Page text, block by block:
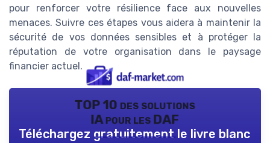
pour renforcer votre résilience face aux nouvelles
menaces. Suivre ces étapes vous aidera à maintenir la
sécurité de vos données sensibles et à protéger la
réputation de votre organisation dans le paysage
financier actuel.
TOP 10 des solutions
IA pour les DAF
Téléchargez gratuitement le livre blanc